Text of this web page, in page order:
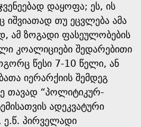
დაყოფა; ეს, ის
თუ ეცვლება ამა
ამ ზოგადი ფასეულობების
კოალიციები შედარებითი
წესი 7-10 წელი, ან
იერარქიის შემდეგ
თავად “პოლიტიკურ-
ადეკვატური
ე.წ. პირველადი